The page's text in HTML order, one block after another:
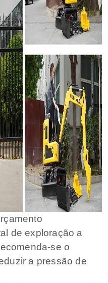
de exploração a
se o
a pressão de